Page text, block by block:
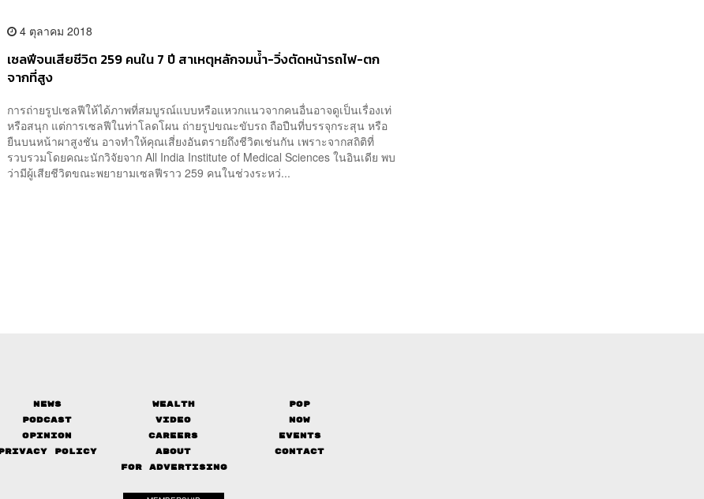
4 ตุลาคม 2018
เซลฟีจนเสียชีวิต 259 คนใน 7 ปี สาเหตุหลักจมน้ำ-วิ่งตัดหน้ารถไฟ-ตก
จากที่สูง
การถ่ายรูปเซลฟีให้ได้ภาพที่สมบูรณ์แบบหรือแหวกแนวจากคนอื่นอาจดูเป็นเรื่องเท่
หรือสนุก แต่การเซลฟีในท่าโลดโผน ถ่ายรูปขณะขับรถ ถือปืนที่บรรจุกระสุน หรือ
ยืนบนหน้าผาสูงชัน อาจทำให้คุณเสี่ยงอันตรายถึงชีวิตเช่นกัน เพราะจากสถิติที่
รวบรวมโดยคณะนักวิจัยจาก All India Institute of Medical Sciences ในอินเดีย พบ
ว่ามีผู้เสียชีวิตขณะพยายามเซลฟีราว 259 คนในช่วงระหว่...
News Wealth
Pop
Podcast
Video
Now
Opinion
Careers
Events
Privacy Policy
About
Contact
FOR ADVERTISING